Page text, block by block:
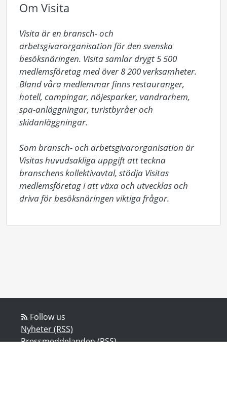
Om Visita
Visita är en bransch- och
arbetsgivarorganisation för den svenska
besöksnäringen. Visita samlar drygt 5 500
medlemsföretag med över 8 200 verksamheter.
Bland våra medlemmar finns restauranger,
hotell, campingar, nöjesparker, vandrarhem,
spa-anläggningar, turistbyråer och
skidanläggningar.
Som bransch- och arbetsgivarorganisation är
Visitas huvudsakliga uppgift att teckna
branschens kollektivavtal, stödja Visitas
medlemsföretag i att växa och utvecklas och
driva för besöksnäringen viktiga frågor.
Follow us
Nyheter (RSS)
Pressmeddelanden (RSS)